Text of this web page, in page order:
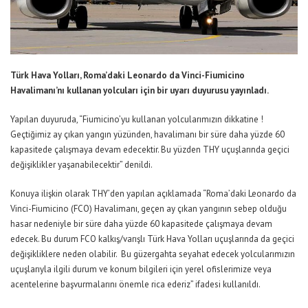
Türk Hava Yolları, Roma’daki Leonardo da Vinci-Fiumicino
Havalimanı’nı kullanan yolcuları için bir uyarı duyurusu yayınladı.
Yapılan duyuruda, “Fiumicino’yu kullanan yolcularımızın dikkatine !
Geçtiğimiz ay çıkan yangın yüzünden, havalimanı bir süre daha yüzde 60
kapasitede çalışmaya devam edecektir. Bu yüzden THY uçuşlarında geçici
değişiklikler yaşanabilecektir” denildi.
Konuya ilişkin olarak THY’den yapılan açıklamada “Roma’daki Leonardo da
Vinci-Fiumicino (FCO) Havalimanı, geçen ay çıkan yangının sebep olduğu
hasar nedeniyle bir süre daha yüzde 60 kapasitede çalışmaya devam
edecek. Bu durum FCO kalkış/varışlı Türk Hava Yolları uçuşlarında da geçici
değişikliklere neden olabilir. Bu güzergahta seyahat edecek yolcularımızın
uçuşlarıyla ilgili durum ve konum bilgileri için yerel ofislerimize veya
acentelerine başvurmalarını önemle rica ederiz” ifadesi kullanıldı.